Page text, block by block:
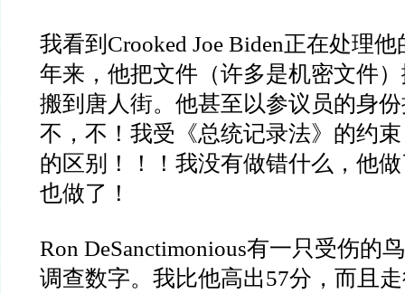
我看到 Crooked Joe Biden正在处理他
年来，他把文件（许多是机密文件
搬到唐人街。他甚至以参议员的身
不，不！我受《总统记录法》的约
的区别！！！我没有做错什么，他
也做了！
Ron DeSanctimonious有一只受伤的
调查数字。我比他高出57分，而且